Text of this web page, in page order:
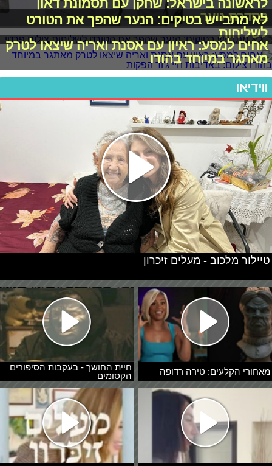
לראשונה בישראל: שחקן עם תסמונת דאון
בסדרת נוער
לא מתבייש בטיקים: הנער שהפך את הטורט
לשליחות
אחים למסע: ראיון עם אסנת ואריה שיצאו לטרק
מאתגר במיוחד בהודו
ווידיאו
מאחורי הקלעים: טירה רדופה
חיית החושך - בעקבות הסיפורים
הקסומים
טיילור מלכוב - מעלים זיכרון